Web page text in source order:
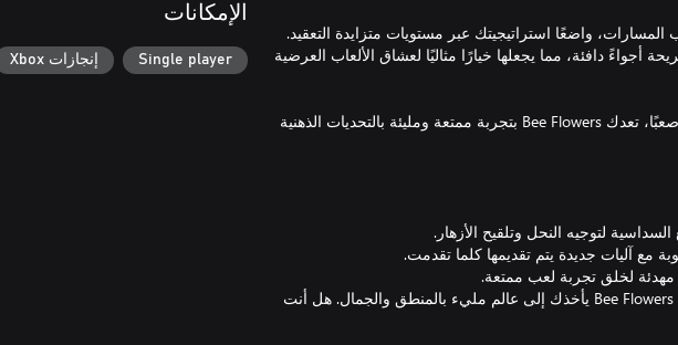
واضعًا استراتيجيتك عبر مستويات متزايدة التعقيد.
أجواءً دافئة، مما يجعلها خيارًا مثاليًا لعشاق الألعاب العرضية
سواء كنت تحل لغزًا سريعًا أو تتقن تحديًا صعبًا، تعدك Bee Flowers بتجربة ممتعة ومليئة بالتحديات الذهنية
خذ استراحة من صخب الحياة اليومية ودع Bee Flowers يأخذك إلى عالم مليء بالمنطق والجمال. هل أنت
الإمكانات
Single player إنجازات Xbox